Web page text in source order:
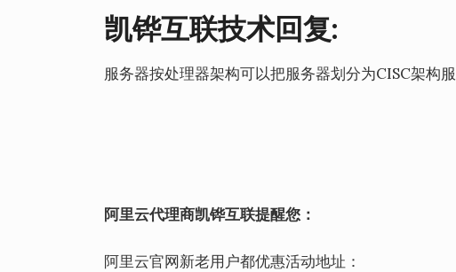
凯铧互联技术回复:
服务器按处理器架构可以把服务器划分为CISC架构
阿里云代理商凯铧互联提醒您：
阿里云官网新老用户都优惠活动地址：